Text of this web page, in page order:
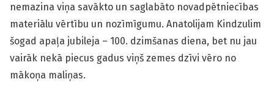
nemazina viņa savākto un saglabāto novadpētniecības
materiālu vērtību un nozīmīgumu. Anatolijam Kindzulim
šogad apaļa jubileja – 100. dzimšanas diena, bet nu jau
vairāk nekā piecus gadus viņš zemes dzīvi vēro no
mākoņa maliņas.